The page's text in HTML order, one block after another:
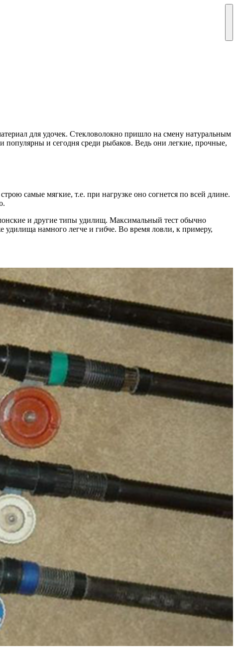
для удочек. Стекловолокно пришло на смену натуральным
популярны и сегодня среди рыбаков. Ведь они легкие, прочные,
самые мягкие, т.е. при нагрузке оно согнется по всей длине.
и другие типы удилищ. Максимальный тест обычно
намного легче и гибче. Во время ловли, к примеру,